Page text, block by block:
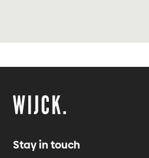
Stay in touch